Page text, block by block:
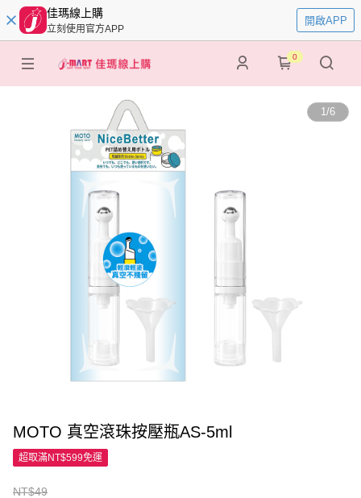
佳瑪線上購
立刻使用官方APP
開啟APP
0
1/6
MOTO 真空滾珠按壓瓶AS-5ml
超取滿NT$599免運
NT$49